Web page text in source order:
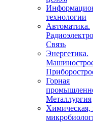
технологии
Автоматика.
Связь
Энергетика.
Горная
Металлургия
Химическая,